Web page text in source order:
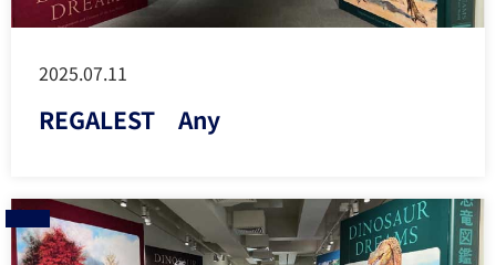
2025.07.11
REGALEST Any